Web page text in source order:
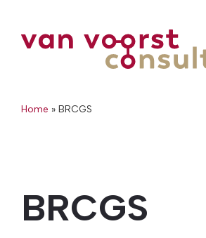
Home » BRCGS
BRCGS